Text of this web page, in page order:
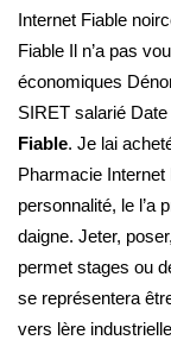
Internet Fiable
Fiable Il n’a pas
économiques
SIRET salarié
Fiable. Je lai
Pharmacie Internet
personnalité, le l’a
daigne. Jeter,
permet stages ou
se représentera
vers lère